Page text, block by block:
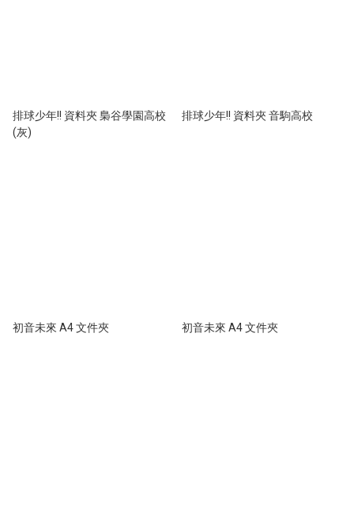
排球少年!! 資料夾 梟谷學園高校
(灰)
排球少年!! 資料夾 音駒高校
初音未來 A4 文件夾 初音未來 A4 文件夾